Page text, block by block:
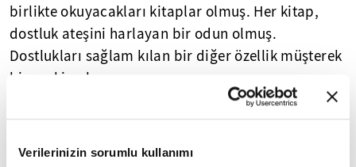
Verilerinizin sorumlu kullanımı
birlikte okuyacakları kitaplar olmuş. Her kitap,
dostluk ateşini harlayan bir odun olmuş.
Dostlukları sağlam kılan bir diğer özellik müşterek
bir zevkin olması.
Meveddet ve kalplerin ısınması
Üçüncü husus ise taraflar arasında ünsiyetin